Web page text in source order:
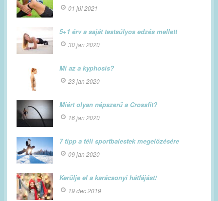
01 júl 2021
5+1 érv a saját testsúlyos edzés mellett
30 jan 2020
Mi az a kyphosis?
23 jan 2020
Miért olyan népszerű a Crossfit?
16 jan 2020
7 tipp a téli sportbalestek megelőzésére
09 jan 2020
Kerülje el a karácsonyi hátfájást!
19 dec 2019